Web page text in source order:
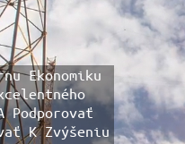
Ekonomiku
Podporovať
K Zvýšeniu